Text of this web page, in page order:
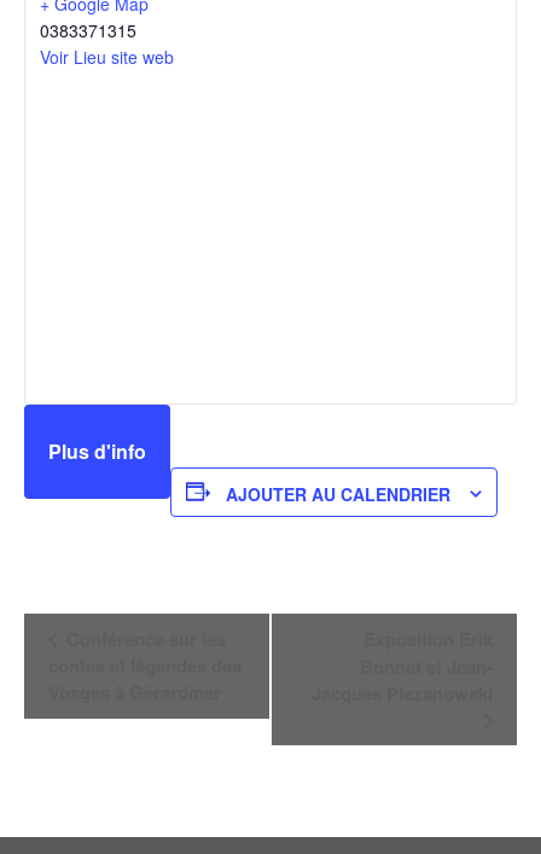
0383371315
Voir Lieu site web
Plus d'info
AJOUTER AU CALENDRIER
Navigation